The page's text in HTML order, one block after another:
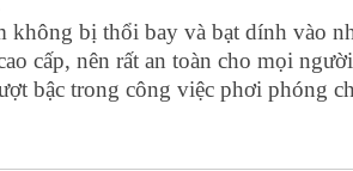
không bị thổi bay và bạt dính vào
cấp, nên rất an toàn cho mọi
bậc trong công việc phơi phóng